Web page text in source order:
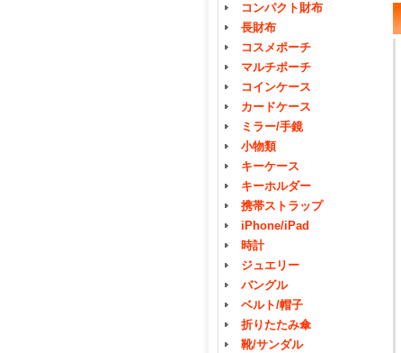
コンパクト財布
長財布
コスメポーチ
マルチポーチ
コインケース
カードケース
ミラー/手鏡
小物類
キーケース
キーホルダー
携帯ストラップ
iPhone/iPad
時計
ジュエリー
バングル
ベルト/帽子
折りたたみ傘
靴/サンダル